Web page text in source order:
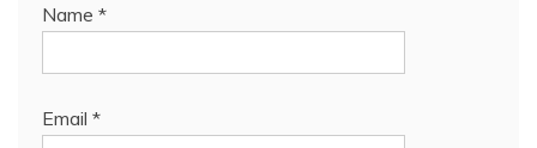
Name *
Email *